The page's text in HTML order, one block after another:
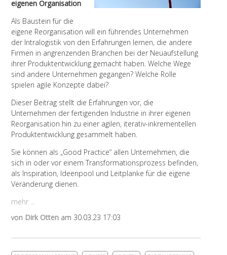
eigenen Organisation
Als Baustein für die
eigene Reorganisation will ein führendes Unternehmen
der Intralogistik von den Erfahrungen lernen, die andere
Firmen in angrenzenden Branchen bei der Neuaufstellung
ihrer Produktentwicklung gemacht haben. Welche Wege
sind andere Unternehmen gegangen? Welche Rolle
spielen agile Konzepte dabei?
Dieser Beitrag stellt die Erfahrungen vor, die
Unternehmen der fertigenden Industrie in ihrer eigenen
Reorganisation hin zu einer agilen, iterativ-inkrementellen
Produktentwicklung gesammelt haben.
Sie können als „Good Practice“ allen Unternehmen, die
sich in oder vor einem Transformationsprozess befinden,
als Inspiration, Ideenpool und Leitplanke für die eigene
Veränderung dienen.
mehr ...
von Dirk Otten am 30.03.23 17:03